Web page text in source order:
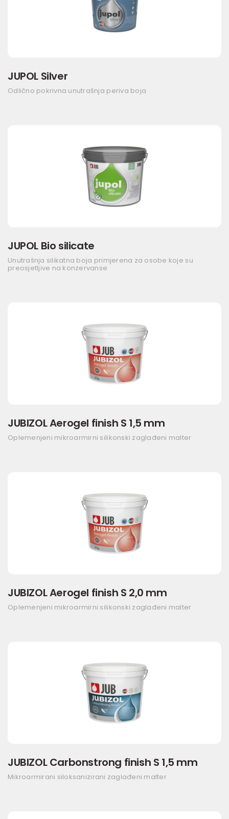
JUPOL Silver
Odlično pokrivna unutrašnja periva boja
JUPOL Bio silicate
Unutrašnja silikatna boja primjerena za osobe koje su
preosjetljive na konzervanse
JUBIZOL Aerogel finish S 1,5 mm
Oplemenjeni mikroarmirni silikonski zaglađeni malter
JUBIZOL Aerogel finish S 2,0 mm
Oplemenjeni mikroarmirni silikonski zaglađeni malter
JUBIZOL Carbonstrong finish S 1,5 mm
Mikroarmirani siloksanizirani zaglađeni malter